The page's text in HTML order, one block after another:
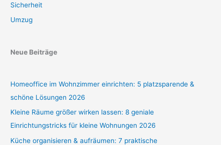
Sicherheit
Umzug
Neue Beiträge
Homeoffice im Wohnzimmer einrichten: 5 platzsparende &
schöne Lösungen 2026
Kleine Räume größer wirken lassen: 8 geniale
Einrichtungstricks für kleine Wohnungen 2026
Küche organisieren & aufräumen: 7 praktische